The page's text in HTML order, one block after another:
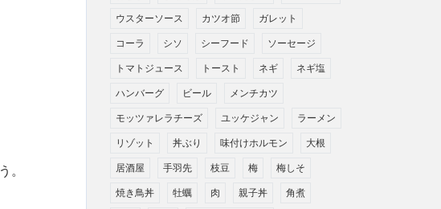
。
ウスターソース カツオ節 ガレット
コーラ シソ シーフード ソーセージ
トマトジュース トースト ネギ ネギ塩
ハンバーグ ビール メンチカツ
モッツァレラチーズ ユッケジャン ラーメン
リゾット 丼ぶり 味付けホルモン 大根
居酒屋 手羽先 枝豆 梅 梅しそ
焼き鳥丼 牡蠣 肉 親子丼 角煮